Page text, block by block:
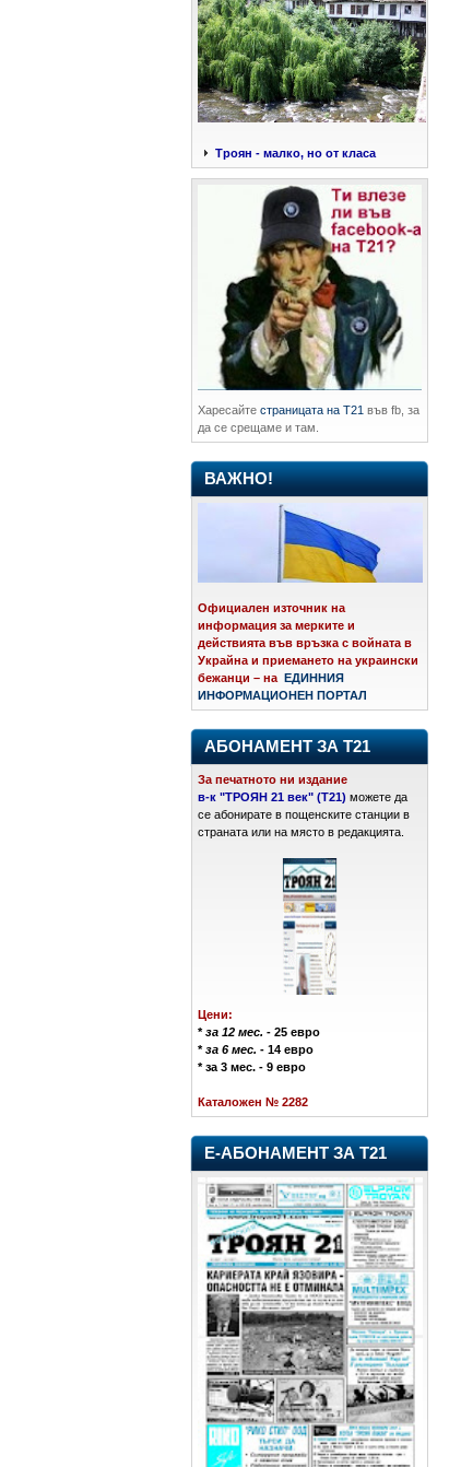
Троян - малко, но от класа
Харесайте страницата на Т21 във fb, за
да се срещаме и там.
ВАЖНО!
Официален източник на
информация за мерките и
действията във връзка с войната в
Украйна и приемането на украински
бежанци – на ЕДИННИЯ
ИНФОРМАЦИОНЕН ПОРТАЛ
АБОНАМЕНТ ЗА Т21
За печатното ни издание
в-к "ТРОЯН 21 век" (Т21) можете да
се абонирате в пощенските станции в
страната или на място в редакцията.
Цени:
*за 12 мес. - 25 евро
*за 6 мес. - 14 евро
* за 3 мес. - 9 евро
Каталожен № 2282
Е-АБОНАМЕНТ ЗА Т21